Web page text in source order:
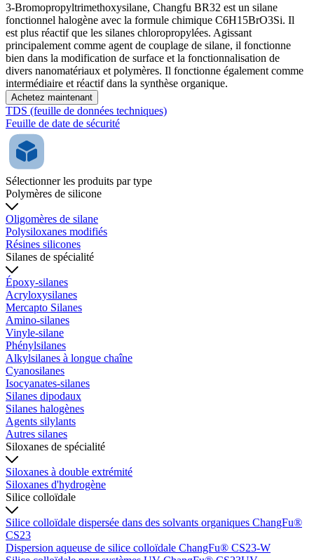
3-Bromopropyltrimethoxysilane, Changfu BR32 est un silane
fonctionnel halogène avec la formule chimique C6H15BrO3Si. Il
est plus réactif que les silanes chloropropylées. Agissant
principalement comme agent de couplage de silane, il fonctionne
bien dans la modification de surface et la fonctionnalisation de
divers nanomatériaux et polymères. Il fonctionne également comme
intermédiaire et réactif dans la synthèse organique.
Achetez maintenant
TDS (feuille de données techniques)
Feuille de date de sécurité
Sélectionner les produits par type
Polymères de silicone
Oligomères de silane
Polysiloxanes modifiés
Résines silicones
Silanes de spécialité
Époxy-silanes
Acryloxysilanes
Mercapto Silanes
Amino-silanes
Vinyle-silane
Phénylsilanes
Alkylsilanes à longue chaîne
Cyanosilanes
Isocyanates-silanes
Silanes dipodaux
Silanes halogènes
Agents silylants
Autres silanes
Siloxanes de spécialité
Siloxanes à double extrémité
Siloxanes d'hydrogène
Silice colloïdale
Silice colloïdale dispersée dans des solvants organiques ChangFu®
CS23
Dispersion aqueuse de silice colloïdale ChangFu® CS23-W